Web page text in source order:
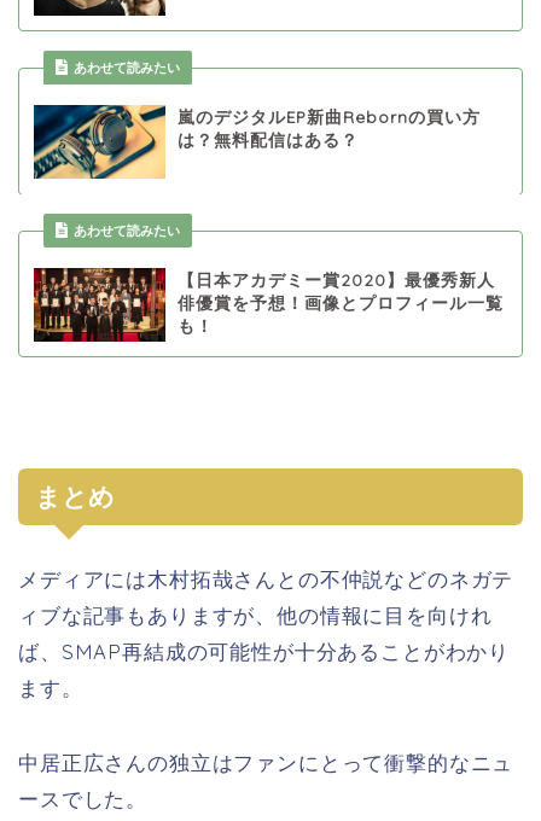
あわせて読みたい
嵐のデジタルEP新曲Rebornの買い方
は？無料配信はある？
あわせて読みたい
【日本アカデミー賞2020】最優秀新人
俳優賞を予想！画像とプロフィール一覧
も！
まとめ
メディアには木村拓哉さんとの不仲説などのネガテ
ィブな記事もありますが、他の情報に目を向けれ
ば、SMAP再結成の可能性が十分あることがわかり
ます。
中居正広さんの独立はファンにとって衝撃的なニュ
ースでした。